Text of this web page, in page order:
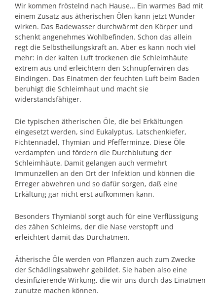
Wir kommen fröstelnd nach Hause… Ein warmes Bad mit
einem Zusatz aus ätherischen Ölen kann jetzt Wunder
wirken. Das Badewasser durchwärmt den Körper und
schenkt angenehmes Wohlbefinden. Schon das allein
regt die Selbstheilungskraft an. Aber es kann noch viel
mehr: in der kalten Luft trockenen die Schleimhäute
extrem aus und erleichtern den Schnupfenviren das
Eindingen. Das Einatmen der feuchten Luft beim Baden
beruhigt die Schleimhaut und macht sie
widerstandsfähiger.
Die typischen ätherischen Öle, die bei Erkältungen
eingesetzt werden, sind Eukalyptus, Latschenkiefer,
Fichtennadel, Thymian und Pfefferminze. Diese Öle
verdampfen und fördern die Durchblutung der
Schleimhäute. Damit gelangen auch vermehrt
Immunzellen an den Ort der Infektion und können die
Erreger abwehren und so dafür sorgen, daß eine
Erkältung gar nicht erst aufkommen kann.
Besonders Thymianöl sorgt auch für eine Verflüssigung
des zähen Schleims, der die Nase verstopft und
erleichtert damit das Durchatmen.
Ätherische Öle werden von Pflanzen auch zum Zwecke
der Schädlingsabwehr gebildet. Sie haben also eine
desinfizierende Wirkung, die wir uns durch das Einatmen
zunutze machen können.